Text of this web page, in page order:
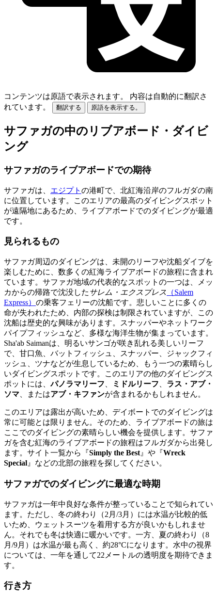
コンテンツは原語で表示されます。
内容は自動的に翻訳さ
れています。
翻訳する 原語を表示する。
サファガの中のリブアボード・ダイビ
ング
サファガのライブアボードでの期待
サファガは、 エジプト の港町で、北紅海沿岸のフルガダの南
に位置しています。このエリアの最高のダイビングスポット
が遠隔地にあるため、ライブアボードでのダイビングが最適
です。
見られるもの
サファガ周辺のダイビングは、未開のリーフや沈船ダイブを
楽しむために、数多くの紅海ライブアボードの旅程に含まれ
ています。サファガ地域の代表的なスポットの一つは、メッ
カからの帰路で沈没した サレム・エクスプレス （Salem
Express） の乗客フェリーの沈船です。悲しいことに多くの
命が失われたため、内部の探検は制限されていますが、この
沈船は歴史的な興味があります。スナッパーやネットワーク
パイプフィッシュなど、多様な海洋生物が集まっています。
Sha'ab Saimanは、明るいサンゴが咲き乱れる美しいリーフ
で、甘口魚、バットフィッシュ、スナッパー、ジャックフィ
ッシュ、ツナなどが生息しているため、もう一つの素晴らし
いダイビングスポットです。このエリアの他のダイビングス
ポットには、パノラマリーフ ミドルリーフ
ラス・アブ・
ソマ 、またはアブ・キファンが含まれるかもしれません。
このエリアは露出が高いため、デイボートでのダイビングは
常に可能とは限りません。そのため、ライブアボードの旅は
ここでのダイビングの素晴らしい機会を提供します。サファ
ガを含む紅海のライブアボードの旅程はフルガダから出発し
ます。サイト一覧から『Simply the Best 』や『Wreck
Special 』などの北部の旅程を探してください。
サファガでのダイビングに最適な時期
サファガは一年中良好な条件が整っていることで知られてい
ます。ただし、冬の終わり（2月/3月）には水温が比較的低
いため、ウェットスーツを着用する方が良いかもしれませ
ん。それでも冬は快適に暖かいです。一方、夏の終わり（8
月/9月）は水温が最も高く、約28°Cになります。水中の視界
については、一年を通して22メートルの透明度を期待できま
す。
行き方